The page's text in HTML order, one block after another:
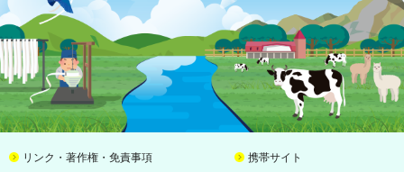
リンク・著作権・免責事項 携帯サイト